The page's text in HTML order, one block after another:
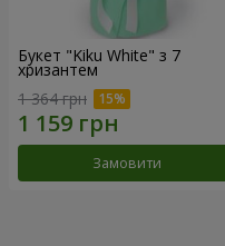
Букет "Kiku White" з 7
хризантем
1 364 грн
Замовити